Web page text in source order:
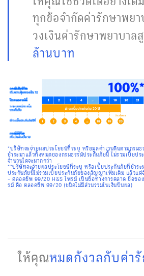
ทุกข้อจำกัดค่ารักษาพย
วงเงินค่ารักษาพยาบาล
ล้านบาท
*บริษัทจะจ่ายผลประโยชน์ที่ระบุ หรือมูลค่าเวนคืนตามกรม
ชำระมาแล้วทั้งหมดของกรมธรรม์ประกันภัยนี้ ไม่รวมเบี้ย
จำนวนใดจะมากกว่า
**บริษัทจะจ่ายผลประโยชน์ที่ระบุ หรือเบี้ยประกันภัยที่ชำร
ประกันภัยนี้ไม่รวมเบี้ยประกันภัยของสัญญาเพิ่มเติม แล้วแต่
– ตลอดชีพ 99/20 H&S ไพรม์ เป็นชื่อทางการตลาด ชื่อข
รม์ คือ ตลอดชีพ 99/20 (ชนิดไม่มีส่วนรวมในเงินปันผล)
ให้คุณหมดกังวลกับค่า